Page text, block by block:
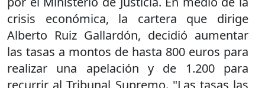
crisis económica, la cartera que dirige
Alberto Ruiz Gallardón, decidió aumentar
las tasas a montos de hasta 800 euros para
realizar una apelación y de 1.200 para
recurrir al Tribunal Supremo. "Las tasas las